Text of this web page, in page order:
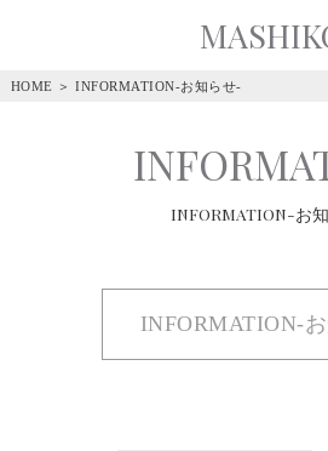
HOME ＞INFORMATION-お知らせ-
INFORMATION-お
INFORMATION-